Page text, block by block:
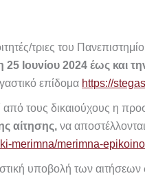
τριες του
25 Ιουνίου 2024 έως και
επίδομα https://
από τους δικαιούχους η
αίτησης, να
merimna/merimna-
υποβολή των